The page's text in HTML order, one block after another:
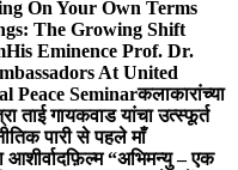
On Your Own Terms
The Growing Shift
His Eminence Prof. Dr.
At United
Peace Seminarकलाकारांच्या
ताई गायकवाड यांचा उत्स्फूर्त
पारी से पहले माँ
आशीर्वादफ़िल्म “अभिमन्यु – एक